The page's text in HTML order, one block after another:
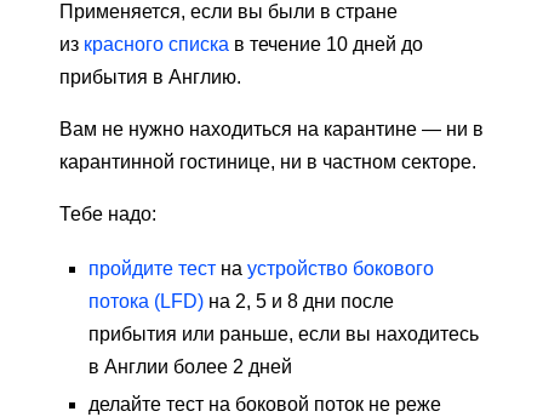
Применяется, если вы были в стране
из красного списка в течение 10 дней до
прибытия в Англию.
Вам не нужно находиться на карантине — ни в
карантинной гостинице, ни в частном секторе.
Тебе надо:
пройдите тест на устройство бокового
потока (LFD) на 2, 5 и 8 дни после
прибытия или раньше, если вы находитесь
в Англии более 2 дней
делайте тест на боковой поток не реже